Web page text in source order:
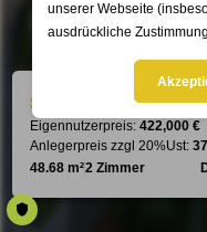
unserer Webseite
ausdrückliche
Stg. 1 - Top 19
Eigennutzerpreis:422,000 €
Anlegerpreis zzgl 20%Ust:
48.68 m²2 Zimmer